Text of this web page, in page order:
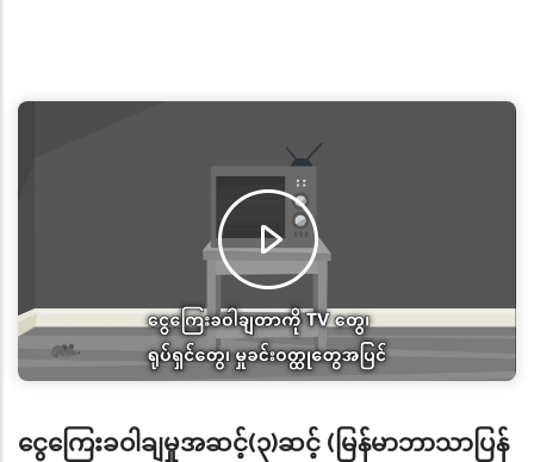
Diligence)စာရင်းတွင်သာ ဆက်လက်ထားရှိခဲ့ပါသည်။
မြန်မာနိုင်ငံအနေဖြင့် ဆက်လက်အကောင်အထည်ဖော်ရန် ကျန်
ရှိနေသေးသည့် အချက် (၄)ချက်ကိုလည်း သက်ဆိုင်ရာ
ဝန်ကြီးဌာနများက Timeline များချမှတ်ပြီး အထူးအလေးထား
ဆောင်ရွက်နိုင်ရန် ပေါင်းစပ်ညှိနှိုင်း၍ အားသွန်ခွန်စိုက် ထိထိ
ရောက်‌ရောက် ဆောင်ရွက်လျက်ရှိ ပါသည်။
၇။ Basel Institute on Governance က ထုတ်ပြန်သည့်
Basel AML Index 2025 အရ နိုင်ငံနှင့် ဒေသပေါင်း ၁၇၇ နိုင်ငံ
အမှတ်စဉ် ၄၉ တွင်လည်းကောင်း ဖော်ပြထား သော်လည်း ကိုရီး
ငွေကြေးခဝါချမှုအဆင့်(၃)ဆင့် (မြန်မာဘာသာပြန်